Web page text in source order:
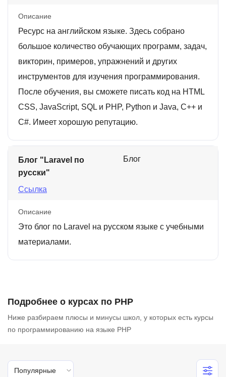
Описание
Ресурс на английском языке. Здесь собрано
большое количество обучающих программ, задач,
викторин, примеров, упражнений и других
инструментов для изучения программирования.
После обучения, вы сможете писать код на HTML
CSS, JavaScript, SQL и PHP, Python и Java, C++ и
C#. Имеет хорошую репутацию.
Блог "Laravel по
русски"
Ссылка
Блог
Описание
Это блог по Laravel на русском языке с учебными
материалами.
Подробнее о курсах по PHP
Ниже разбираем плюсы и минусы школ, у которых есть курсы
по программированию на языке PHP
Популярные